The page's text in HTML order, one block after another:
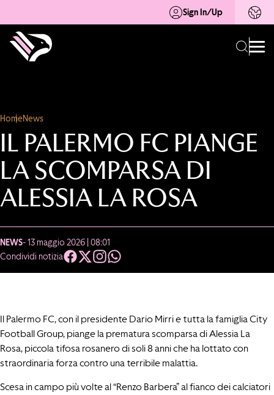
Sign In/Up
HomeNews
IL PALERMO FC PIANGE
LA SCOMPARSA DI
ALESSIA LA ROSA
NEWS- 13 maggio 2026 | 08:01
Condividi notizia
Il Palermo FC, con il presidente Dario Mirri e tutta la famiglia City
Football Group, piange la prematura scomparsa di Alessia La
Rosa, piccola tifosa rosanero di soli 8 anni che ha lottato con
straordinaria forza contro una terribile malattia.
Scesa in campo più volte al “Renzo Barbera” al fianco dei calciatori